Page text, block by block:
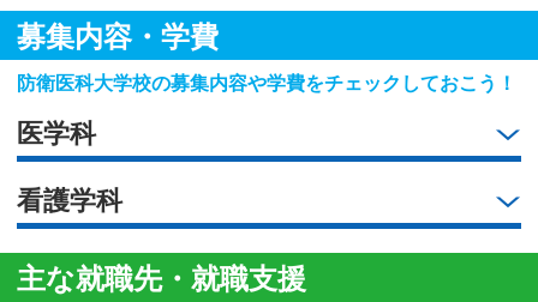
募集内容・学費
防衛医科大学校の募集内容や学費をチェックしておこう！
医学科
看護学科
主な就職先・就職支援